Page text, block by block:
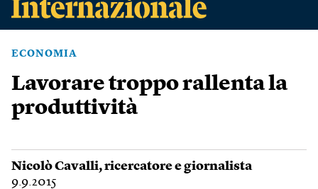
ECONOMIA
Lavorare troppo rallenta la
produttività
Nicolò Cavalli, ricercatore e giornalista
9.9.2015